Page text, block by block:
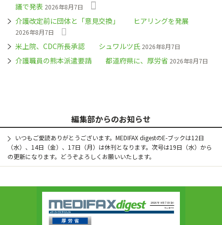
議で発表 2026年8月7日
介護改定前に団体と「意見交換」 ヒアリングを発展
2026年8月7日
米上院、CDC所長承認 シュワルツ氏 2026年8月7日
介護職員の熊本派遣要請 都道府県に、厚労省 2026年8月7日
編集部からのお知らせ
いつもご愛読ありがとうございます。MEDIFAX digestのE-ブックは12日
（水）、14日（金）、17日（月）は休刊となります。次号は19日（水）から
の更新になります。どうぞよろしくお願いいたします。